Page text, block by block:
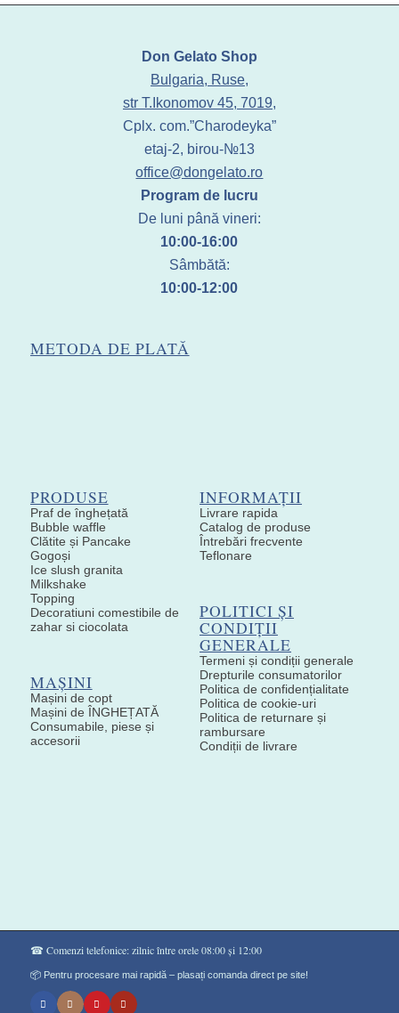
Don Gelato Shop
Bulgaria, Ruse,
str T.Ikonomov 45, 7019,
Cplx. com.”Charodeyka”
etaj-2, birou-№13
office@dongelato.ro
Program de lucru
De luni până vineri:
10:00-16:00
Sâmbătă:
10:00-12:00
METODA DE PLATĂ
PRODUSE
Praf de înghețată
Bubble waffle
Clătite și Pancake
Gogoși
Ice slush granita
Milkshake
Topping
Decoratiuni comestibile de
zahar si ciocolata
MAȘINI
Mașini de copt
Mașini de ÎNGHEȚATĂ
Consumabile, piese și
accesorii
INFORMAȚII
Livrare rapida
Catalog de produse
Întrebări frecvente
Teflonare
POLITICI ȘI
CONDIȚII
GENERALE
Termeni și condiții generale
Drepturile consumatorilor
Politica de confidențialitate
Politica de cookie-uri
Politica de returnare și
rambursare
Condiții de livrare
☎ Comenzi telefonice: zilnic între orele 08:00 și 12:00
📦 Pentru procesare mai rapidă – plasați comanda direct pe site!